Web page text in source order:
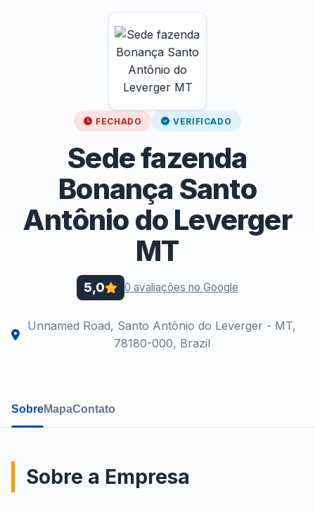
FECHADO VERIFICADO
Sede fazenda
Bonança Santo
Antônio do Leverger
MT
5,0 0 avaliações no Google
Unnamed Road, Santo Antônio do Leverger - MT,
78180-000, Brazil
SobreMapaContato
Sobre a Empresa